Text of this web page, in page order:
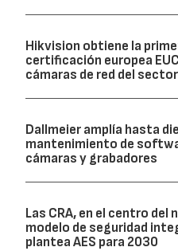
Hikvision obtiene la
certificación europea
cámaras de red del sector
Dallmeier amplía hasta
mantenimiento de
cámaras y grabadores
Las CRA, en el centro del
modelo de seguridad
plantea AES para 2030